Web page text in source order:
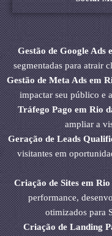
Gestão de Google Ads
segmentadas para atrair
Gestão de Meta Ads em
impactar seu público e
Tráfego Pago em Rio
ampliar a
Geração de Leads
visitantes em
Criação de Sites em
performance,
otimizados para
Criação de Landing